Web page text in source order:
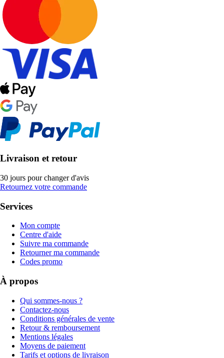
Livraison et retour
30 jours pour changer d'avis
Retournez votre commande
Services
Mon compte
Centre d'aide
Suivre ma commande
Retourner ma commande
Codes promo
À propos
Qui sommes-nous ?
Contactez-nous
Conditions générales de vente
Retour & remboursement
Mentions légales
Moyens de paiement
Tarifs et options de livraison